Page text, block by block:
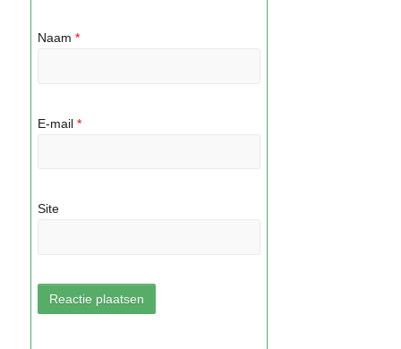
Naam *
E-mail *
Site